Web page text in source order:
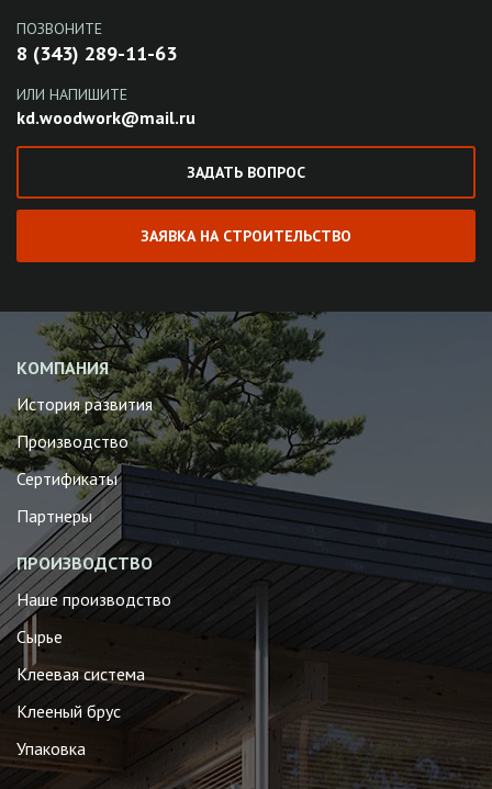
ПОЗВОНИТЕ
8 (343) 289-11-63
ИЛИ НАПИШИТЕ
kd.woodwork@mail.ru
ЗАДАТЬ ВОПРОС
ЗАЯВКА НА СТРОИТЕЛЬСТВО
КОМПАНИЯ
История развития
Производство
Сертификаты
Партнеры
ПРОИЗВОДСТВО
Наше производство
Сырье
Клеевая система
Клееный брус
Упаковка